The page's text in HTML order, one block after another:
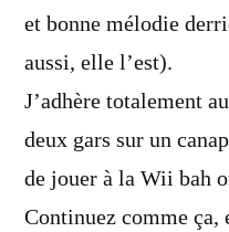
et bonne mélodie
aussi, elle l’est).
J’adhère totalement
deux gars sur un
de jouer à la Wii bah
Continuez comme ça,